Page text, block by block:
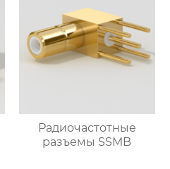
Радиочастотные
разъемы SSMB